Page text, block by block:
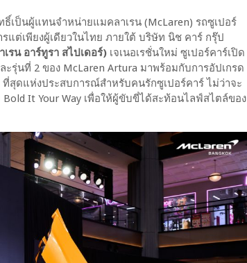
ธิ์เป็นผู้แทนจำหน่ายแมคลาเรน (McLaren) รถซูเปอร์
แต่เพียงผู้เดียวในไทย ภายใต้ บริษัท นิช คาร์ กรุ๊ป
รน อาร์ทูรา สไปเดอร์) เจเนอเรชั่นใหม่ ซูเปอร์คาร์เปิด
รุ่นที่ 2 ของ McLaren Artura มาพร้อมกับการอัปเกรด
สุดแห่งประสบการณ์สำหรับคนรักซูเปอร์คาร์ ไม่ว่าจะ
It Your Way เพื่อให้ผู้ขับขี่ได้สะท้อนไลฟ์สไตล์ของ